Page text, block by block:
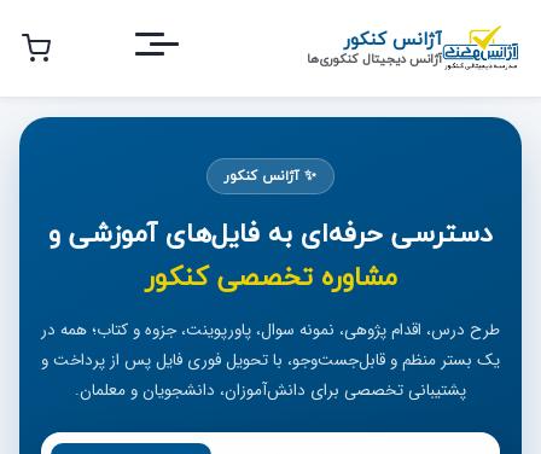
محتوای
اصلی
آژانس کنکور
آژانس دیجیتال کنکوری‌ها
✨ آژانس کنکور
دسترسی حرفه‌ای به فایل‌های آموزشی و
مشاوره تخصصی کنکور
طرح درس، اقدام پژوهی، نمونه سوال، پاورپوینت، جزوه و کتاب؛ همه در
یک بستر منظم و قابل‌جست‌وجو، با تحویل فوری فایل پس از پرداخت و
پشتیبانی تخصصی برای دانش‌آموزان، دانشجویان و معلمان.